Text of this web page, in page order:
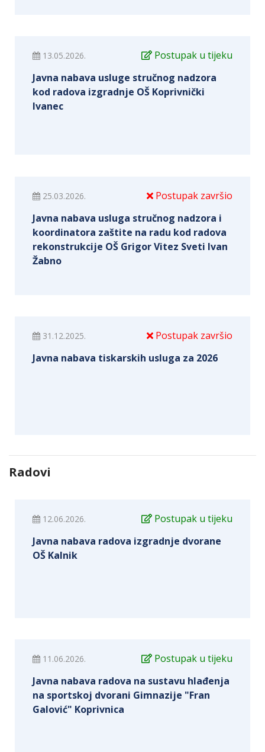
13.05.2026.
Postupak u tijeku
Javna nabava usluge stručnog nadzora
kod radova izgradnje OŠ Koprivnički
Ivanec
25.03.2026.
Postupak završio
Javna nabava usluga stručnog nadzora i
koordinatora zaštite na radu kod radova
rekonstrukcije OŠ Grigor Vitez Sveti Ivan
Žabno
31.12.2025.
Postupak završio
Javna nabava tiskarskih usluga za 2026
Radovi
12.06.2026.
Postupak u tijeku
Javna nabava radova izgradnje dvorane
OŠ Kalnik
11.06.2026.
Postupak u tijeku
Javna nabava radova na sustavu hlađenja
na sportskoj dvorani Gimnazije "Fran
Galović" Koprivnica